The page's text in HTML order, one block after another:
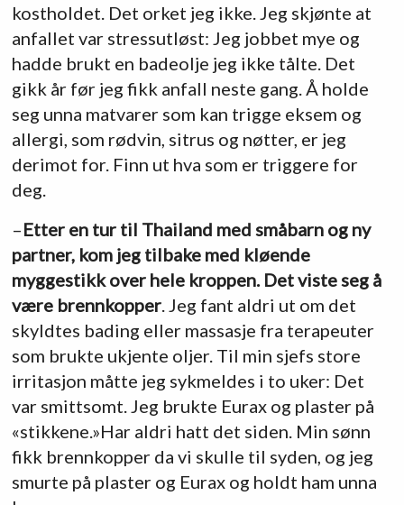
kostholdet. Det orket jeg ikke. Jeg skjønte at
anfallet var stressutløst: Jeg jobbet mye og
hadde brukt en badeolje jeg ikke tålte. Det
gikk år før jeg fikk anfall neste gang. Å holde
seg unna matvarer som kan trigge eksem og
allergi, som rødvin, sitrus og nøtter, er jeg
derimot for. Finn ut hva som er triggere for
deg.
–Etter en tur til Thailand med småbarn og ny
partner, kom jeg tilbake med kløende
myggestikk over hele kroppen. Det viste seg å
være brennkopper. Jeg fant aldri ut om det
skyldtes bading eller massasje fra terapeuter
som brukte ukjente oljer. Til min sjefs store
irritasjon måtte jeg sykmeldes i to uker: Det
var smittsomt. Jeg brukte Eurax og plaster på
«stikkene.»Har aldri hatt det siden. Min sønn
fikk brennkopper da vi skulle til syden, og jeg
smurte på plaster og Eurax og holdt ham unna